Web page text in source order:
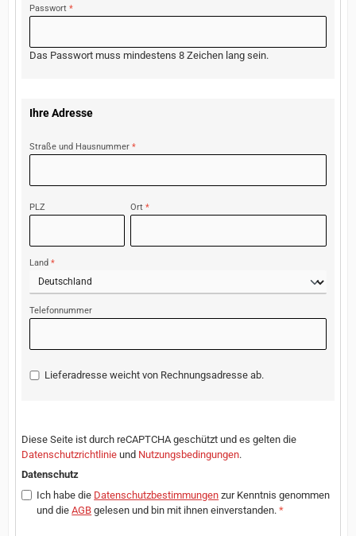
Passwort *
Das Passwort muss mindestens 8 Zeichen lang sein.
Ihre Adresse
Straße und Hausnummer *
PLZ Ort *
Land *
Telefonnummer
Lieferadresse weicht von Rechnungsadresse ab.
Diese Seite ist durch reCAPTCHA geschützt und es gelten die
Datenschutzrichtlinie und Nutzungsbedingungen.
Datenschutz
Ich habe die Datenschutzbestimmungen zur Kenntnis genommen
und dieAGB gelesen und bin mit ihnen einverstanden.*